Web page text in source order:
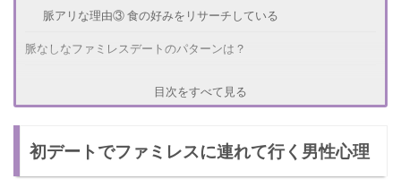
脈アリな理由③ 食の好みをリサーチしている
脈なしなファミレスデートのパターンは？
脈ありか脈なしか見分ける方法
カフェに誘ってみる
目次をすべて見る
初デートでファミレスに連れて行く男性心理